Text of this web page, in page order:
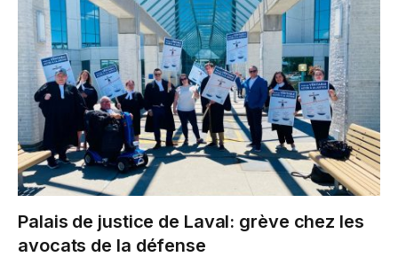
Palais de justice de Laval: grève chez les
avocats de la défense